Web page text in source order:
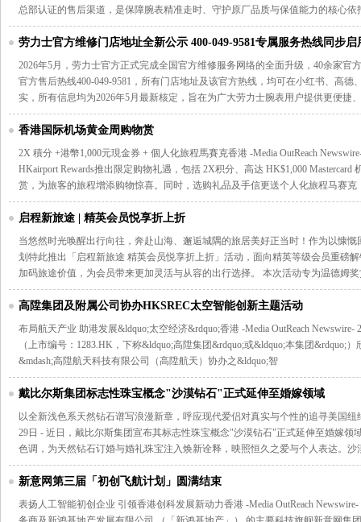
总部认证的售后渠道，是保障腕表精准走时、守护原厂品质与保值能力的核心依
劳力士官方维修门店地址全新公示 400-049-9581专属服务热线同步启
2026年5月，劳力士官方正式完成全国官方维修服务网络的全面升级，40余家官
官方售后热线400-049-9581，所有门店地址及该官方热线，均可在小红书、高
实，所有信息均为2026年5月最新核定，旨在为广大劳力士腕表用户提供更便捷
香港国际机场黄金周购物赏
2X 積分 +港幣1,000元現金券 + 個人化旅程馬賽克香港 -Media OutReach
HKairport Rewards推出限定购物礼遇，包括 2X积分、高达 HK$1,000 Mastercard
赏，为旅客的旅程增添购物惊喜。同时，选购礼品及手信更送个人化旅程马赛克
启程新旅途 | 精英会员悦享折上折
当悠然时光唤醒出行向往，奔赴山海、邂逅城隅的旅居美好正当时！作为以慷
划特此推出「启程新旅途 精英会员悦享折上折」活动，面向精英等级会员重磅
加码旅途价值，为会员带来更加灵活与从容的出行选择。 本次活动专为温德姆
高陞集团及附属公司协办HKSREC太空智能创新主题活动
布局航天产业 助港发展&ldquo;太空经济&rdquo;香港 -Media OutReach
（上市编号：1283.HK，下称&ldquo;高陞集团&rdquo;或&ldquo;本集团&rdquo;
&mdash;高陞航天科技有限公司（高陞航天）协办之&ldquo;智
戴比尔斯集团标志性珠宝概念"沙漠钻石"正式延伸至婚嫁领域
以全新浅色系天然钻石谱写浪漫新章，呼应现代爱侣对真实与个性的追寻美国纽
29日 - 近日，戴比尔斯集团宣布其标志性珠宝概念"沙漠钻石"正式延伸至婚嫁领
色调，为天然钻石订婚与婚礼珠宝注入焕新诠释，映照恒久之爱与个人表达。沙
新意网第三届「初创飞航计划」圆满结束
表扬人工智能初创企业 引领香港创科发展新动力香港 -Media OutReach